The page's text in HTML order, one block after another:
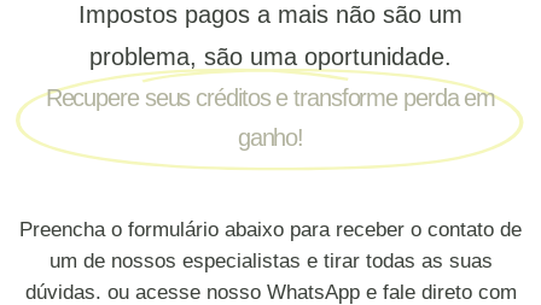
Impostos pagos a mais não são um
problema, são uma oportunidade.
Recupere seus créditos e transforme perda em
ganho!
Preencha o formulário abaixo para receber o contato de
um de nossos especialistas e tirar todas as suas
dúvidas. ou acesse nosso WhatsApp e fale direto com